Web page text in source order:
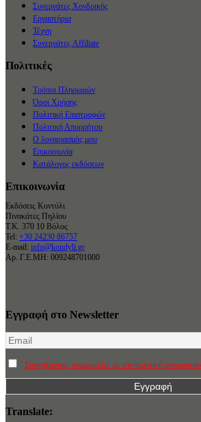
Συνεργάτες Χονδρικής
Εργαστήρια
Τέχνη
Συνεργάτες Affiliate
Πολιτικές
Τρόποι Πληρωμών
Όροι Χρήσης
Πολιτική Επιστροφών
Πολιτική Απορρήτου
Ο λογαριασμός μου
Επικοινωνία
Κατάλογος εκδόσεων
Επικοινωνία
Εκδόσεις Κοντύλι
Πινακάτες Πηλίου
Τ.Κ. 370 10 Βόλος
Tel: +30 24230 86757
E-mail: info@kondyli.gr
Αρ. Γ.Ε.ΜΗ: 009248701000
Εγγραφή στο Newsletter
Συνεχίζοντας, συμφωνείτε με την πολιτική
Translate: